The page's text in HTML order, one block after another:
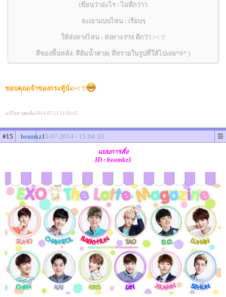
เขียนว่าอ่ะไร : ไม่ดีกว่าา
จะเอาแบบไหน : เรียบๆ
ให้ส่งทางไหน : ส่งทาง PM ดีกว่า >< !!
สีของพื้นหลัง: สีส้มน้ำตาล( สีทรายในรูปที่ให้ไปเลย*0* )
ขอบคุณเจ้าของกระทู้น้ะ>< !!
แก้ไขล่าสุดเมื่อ 2014-07-13 14:50:15
#15 beamkz113-07-2014 - 15:04:33
แบบการสั่ง
ID : beamkz1